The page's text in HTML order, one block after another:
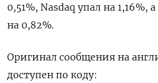
0,51%, Nasdaq упал на 1,16%,
на 0,82%.
Оригинал сообщения ‌на
доступен ​по коду: